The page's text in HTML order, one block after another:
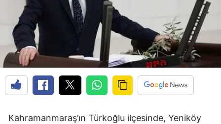
Kahramanmaraş’ın Türkoğlu ilçesinde, Yeniköy